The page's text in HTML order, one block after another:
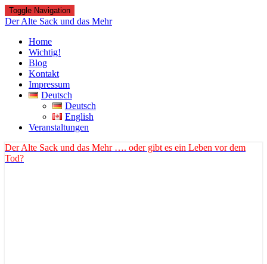
Toggle Navigation
Der Alte Sack und das Mehr
Home
Wichtig!
Blog
Kontakt
Impressum
Deutsch
Deutsch
English
Veranstaltungen
Der Alte Sack und das Mehr …. oder gibt es ein Leben vor dem
Tod?